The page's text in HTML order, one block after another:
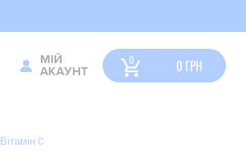
МІЙ
АКАУНТ
0 ГРН
Вітамін C